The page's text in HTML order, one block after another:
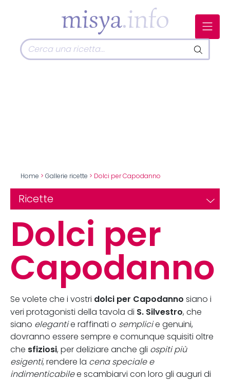
Home > Gallerie ricette > Dolci per Capodanno
Ricette
Dolci per
Capodanno
Se volete che i vostri dolci per Capodanno siano i
veri protagonisti della tavola di S. Silvestro, che
siano elegantie raffinati o semplicie genuini,
dovranno essere sempre e comunque squisiti oltre
che sfiziosi, per deliziare anche gli ospiti più
esigenti, rendere la cena speciale e
indimenticabilee scambiarvi con loro gli auguri di